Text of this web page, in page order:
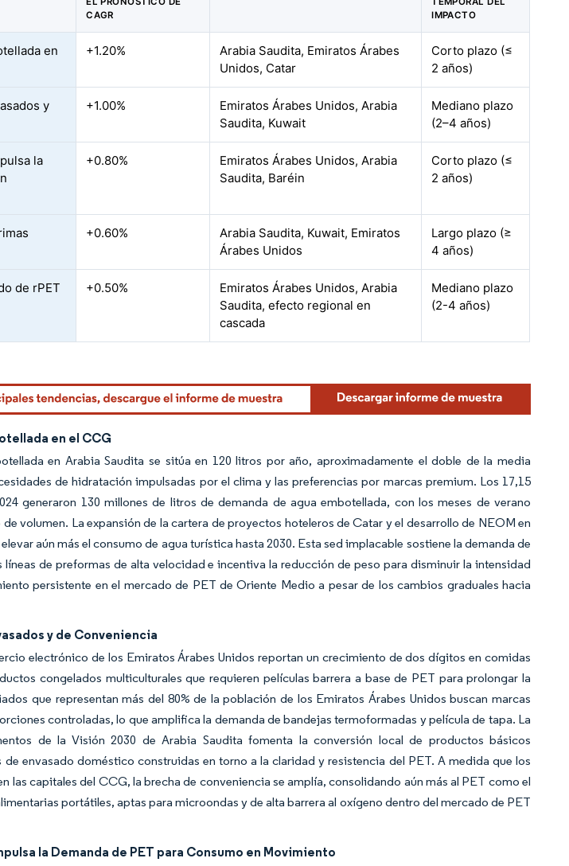
CAGR
IMPACTO
en
+1.20%
Arabia Saudita, Emiratos Árabes
Unidos, Catar
Corto plazo (≤
2 años)
y
+1.00%
Emiratos Árabes Unidos, Arabia
Saudita, Kuwait
Mediano plazo
(2–4 años)
la
+0.80%
Emiratos Árabes Unidos, Arabia
Saudita, Baréin
Corto plazo (≤
2 años)
+0.60%
Arabia Saudita, Kuwait, Emiratos
Árabes Unidos
Largo plazo (≥
4 años)
de rPET
+0.50%
Emiratos Árabes Unidos, Arabia
Saudita, efecto regional en
cascada
Mediano plazo
(2-4 años)
en el CCG
en Arabia Saudita se sitúa en 120 litros por año, aproximadamente el doble de la media
de hidratación impulsadas por el clima y las preferencias por marcas premium. Los 17,15
generaron 130 millones de litros de demanda de agua embotellada, con los meses de verano
volumen. La expansión de la cartera de proyectos hoteleros de Catar y el desarrollo de NEOM en
aún más el consumo de agua turística hasta 2030. Esta sed implacable sostiene la demanda de
líneas de preformas de alta velocidad e incentiva la reducción de peso para disminuir la intensidad
persistente en el mercado de PET de Oriente Medio a pesar de los cambios graduales hacia
y de Conveniencia
electrónico de los Emiratos Árabes Unidos reportan un crecimiento de dos dígitos en comidas
congelados multiculturales que requieren películas barrera a base de PET para prolongar la
que representan más del 80% de la población de los Emiratos Árabes Unidos buscan marcas
controladas, lo que amplifica la demanda de bandejas termoformadas y película de tapa. La
de la Visión 2030 de Arabia Saudita fomenta la conversión local de productos básicos
envasado doméstico construidas en torno a la claridad y resistencia del PET. A medida que los
las capitales del CCG, la brecha de conveniencia se amplía, consolidando aún más al PET como el
portátiles, aptas para microondas y de alta barrera al oxígeno dentro del mercado de PET
la Demanda de PET para Consumo en Movimiento